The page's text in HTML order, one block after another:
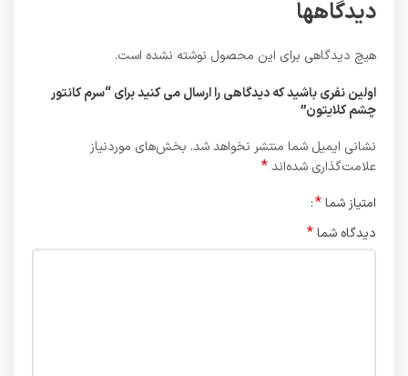
دیدگاهها
هیچ دیدگاهی برای این محصول نوشته نشده است.
اولین نفری باشید که دیدگاهی را ارسال می کنید برای “سرم کانتور
چشم کلایتون”
نشانی ایمیل شما منتشر نخواهد شد. بخش‌های موردنیاز
علامت‌گذاری شده‌اند*
امتیاز شما*
دیدگاه شما*